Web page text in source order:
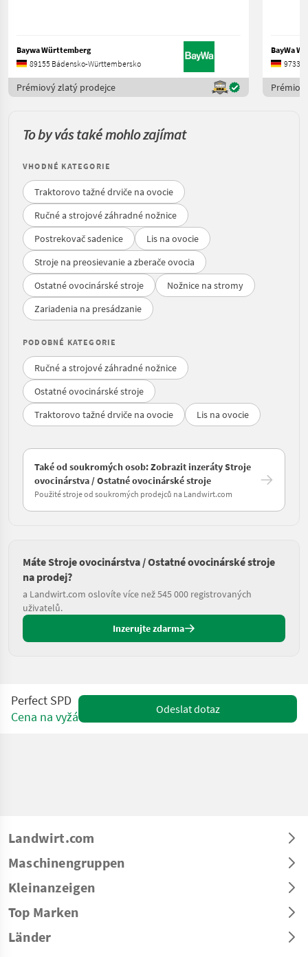
Baywa Württemberg
89155 Bádensko-Württembersko
Prémiový zlatý prodejce
BayWa
97332
To by vás také mohlo zajímat
VHODNÉ KATEGORIE
Traktorovo tažné drviče na ovocie
Ručné a strojové záhradné nožnice
Postrekovač sadenice
Lis na ovocie
Stroje na preosievanie a zberače ovocia
Ostatné ovocinárské stroje
Nožnice na stromy
Zariadenia na presádzanie
PODOBNÉ KATEGORIE
Ručné a strojové záhradné nožnice
Ostatné ovocinárské stroje
Traktorovo tažné drviče na ovocie
Lis na ovocie
Také od soukromých osob: Zobrazit inzeráty Stroje
ovocinárstva / Ostatné ovocinárské stroje
Použité stroje od soukromých prodejců na Landwirt.com
Máte Stroje ovocinárstva / Ostatné ovocinárské stroje
na prodej?
a Landwirt.com oslovíte více než 545 000 registrovaných
uživatelů.
Inzerujte zdarma
Perfect SPD
Cena na vyžádání
Odeslat dotaz
Landwirt.com
Maschinengruppen
Kleinanzeigen
Top Marken
Länder